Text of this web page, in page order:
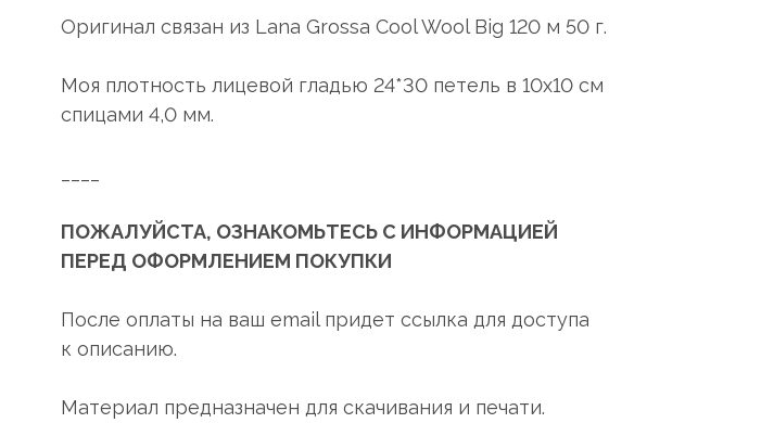
Оригинал связан из Lana Grossa Cool Wool Big 120 м 50 г.
Моя плотность лицевой гладью 24*30 петель в 10х10 см
спицами 4,0 мм.
ПОЖАЛУЙСТА, ОЗНАКОМЬТЕСЬ С ИНФОРМАЦИЕЙ
ПЕРЕД ОФОРМЛЕНИЕМ ПОКУПКИ
После оплаты на ваш email придет ссылка для доступа
к описанию.
Материал предназначен для скачивания и печати.